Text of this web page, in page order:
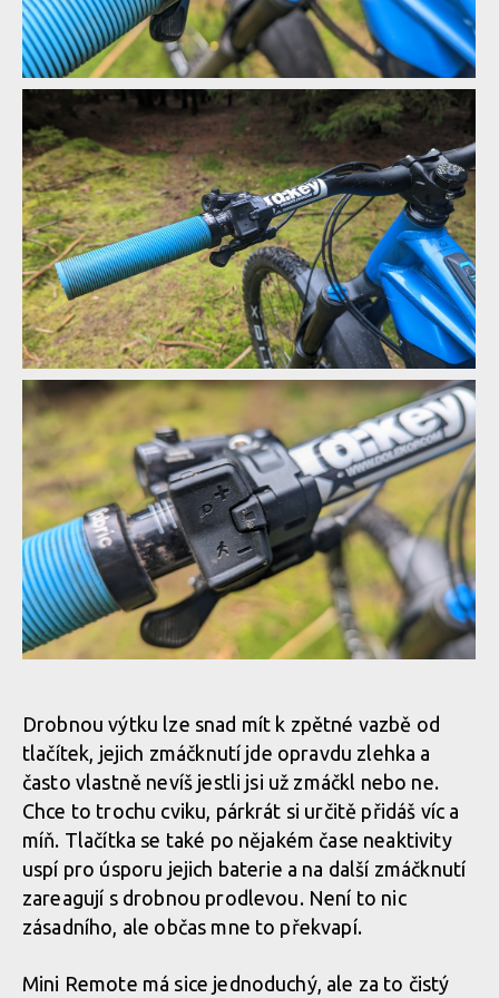
Neznalý člověk nepozná, že jde o kokpit elektrokola
Neznalý člověk nepozná, že jde o kokpit elektrokola
Neznalý člověk nepozná, že jde o kokpit elektrokola
Neznalý člověk nepozná, že jde o kokpit elektrokola
Neznalý člověk nepozná, že jde o kokpit elektrokola
Neznalý člověk nepozná, že jde o kokpit elektrokola
Neznalý člověk nepozná, že jde o kokpit elektrokola
Neznalý člověk nepozná, že jde o kokpit elektrokola
Mini Remote nabízí tři tlačítka, nic víc, nic míň
Mini Remote nabízí tři tlačítka, nic víc, nic míň
Mini Remote nabízí tři tlačítka, nic víc, nic míň
Mini Remote nabízí tři tlačítka, nic víc, nic míň
Mini Remote nabízí tři tlačítka, nic víc, nic míň
Mini Remote nabízí tři tlačítka, nic víc, nic míň
Mini Remote nabízí tři tlačítka, nic víc, nic míň
Mini Remote nabízí tři tlačítka, nic víc, nic míň
Mini Remote nabízí tři tlačítka, nic víc, nic míň
Mini Remote nabízí tři tlačítka, nic víc, nic míň
Mini Remote nabízí tři tlačítka, nic víc, nic míň
Mini Remote nabízí tři tlačítka, nic víc, nic míň
Největší výhoda Mini Remote? Nenápadnost
Největší výhoda Mini Remote? Nenápadnost
Největší výhoda Mini Remote? Nenápadnost
Největší výhoda Mini Remote? Nenápadnost
Největší výhoda Mini Remote? Nenápadnost
Největší výhoda Mini Remote? Nenápadnost
A samozřejmě ergonomie
A samozřejmě ergonomie
A samozřejmě ergonomie
Drobnou výtku lze snad mít k zpětné vazbě od
tlačítek, jejich zmáčknutí jde opravdu zlehka a
často vlastně nevíš jestli jsi už zmáčkl nebo ne.
Chce to trochu cviku, párkrát si určitě přidáš víc a
míň. Tlačítka se také po nějakém čase neaktivity
uspí pro úsporu jejich baterie a na další zmáčknutí
zareagují s drobnou prodlevou. Není to nic
zásadního, ale občas mne to překvapí.
Mini Remote má sice jednoduchý, ale za to čistý